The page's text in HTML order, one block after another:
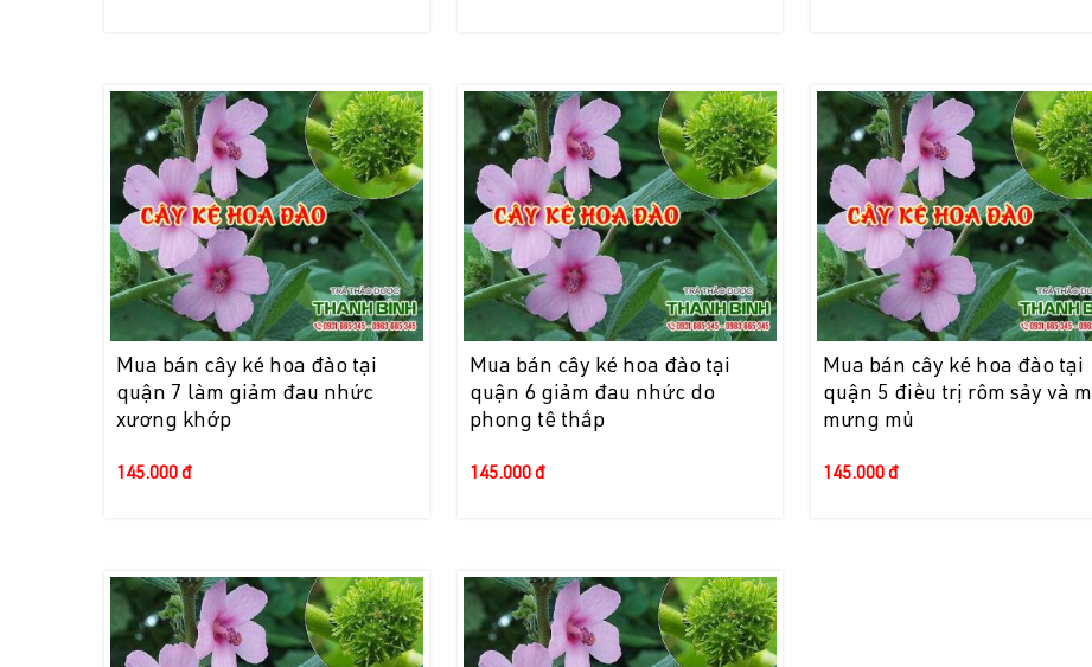
Mua bán cây ké hoa đào tại
quận 7 làm giảm đau nhức
xương khớp
145.000 đ
Mua bán cây ké hoa đào tại
quận 6 giảm đau nhức do
phong tê thấp
145.000 đ
Mua bán cây ké hoa đào tại
quận 5 điều trị rôm sảy và
mưng mủ
145.000 đ